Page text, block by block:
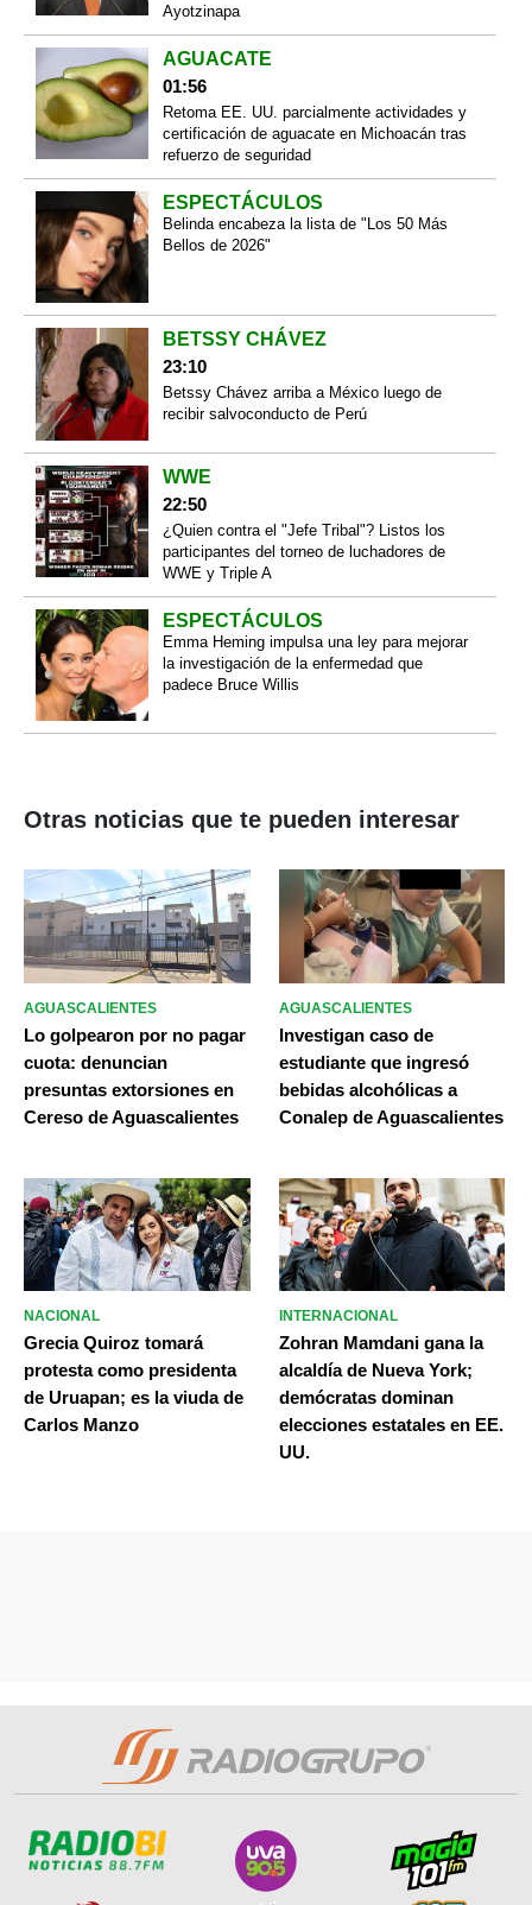
Ayotzinapa
AGUACATE
01:56
Retoma EE. UU. parcialmente actividades y
certificación de aguacate en Michoacán tras
refuerzo de seguridad
ESPECTÁCULOS
Belinda encabeza la lista de "Los 50 Más
Bellos de 2026"
BETSSY CHÁVEZ
23:10
Betssy Chávez arriba a México luego de
recibir salvoconducto de Perú
WWE
22:50
¿Quien contra el "Jefe Tribal"? Listos los
participantes del torneo de luchadores de
WWE y Triple A
ESPECTÁCULOS
Emma Heming impulsa una ley para mejorar
la investigación de la enfermedad que
padece Bruce Willis
Otras noticias que te pueden interesar
AGUASCALIENTES
Lo golpearon por no pagar
cuota: denuncian
presuntas extorsiones en
Cereso de Aguascalientes
AGUASCALIENTES
Investigan caso de
estudiante que ingresó
bebidas alcohólicas a
Conalep de Aguascalientes
NACIONAL
Grecia Quiroz tomará
protesta como presidenta
de Uruapan; es la viuda de
Carlos Manzo
INTERNACIONAL
Zohran Mamdani gana la
alcaldía de Nueva York;
demócratas dominan
elecciones estatales en EE.
UU.